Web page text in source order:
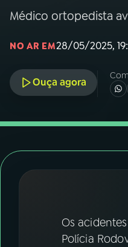
03PROGRAMAÇÃO
05PODCASTS
FESTIVAL DE
Médico ortopedista
NO AR EM28/05/2025,
Ouça agora
Os
Polícia